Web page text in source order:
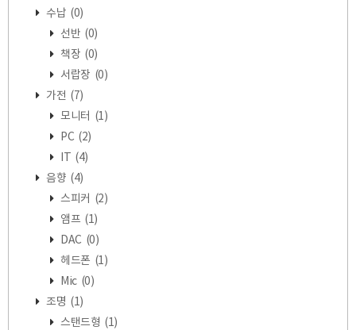
수납 (0)
선반 (0)
책장 (0)
서랍장 (0)
가전 (7)
모니터 (1)
PC (2)
IT (4)
음향 (4)
스피커 (2)
앰프 (1)
DAC (0)
헤드폰 (1)
Mic (0)
조명 (1)
스탠드형 (1)